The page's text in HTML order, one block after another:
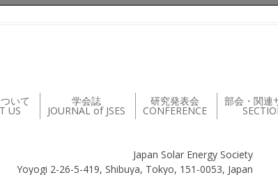
いて
US
学会誌
JOURNAL of JSES
研究発表会
CONFERENCE
部会・関連
Japan Solar Energy Society
Yoyogi 2-26-5-419, Shibuya, Tokyo, 151-0053, Japan